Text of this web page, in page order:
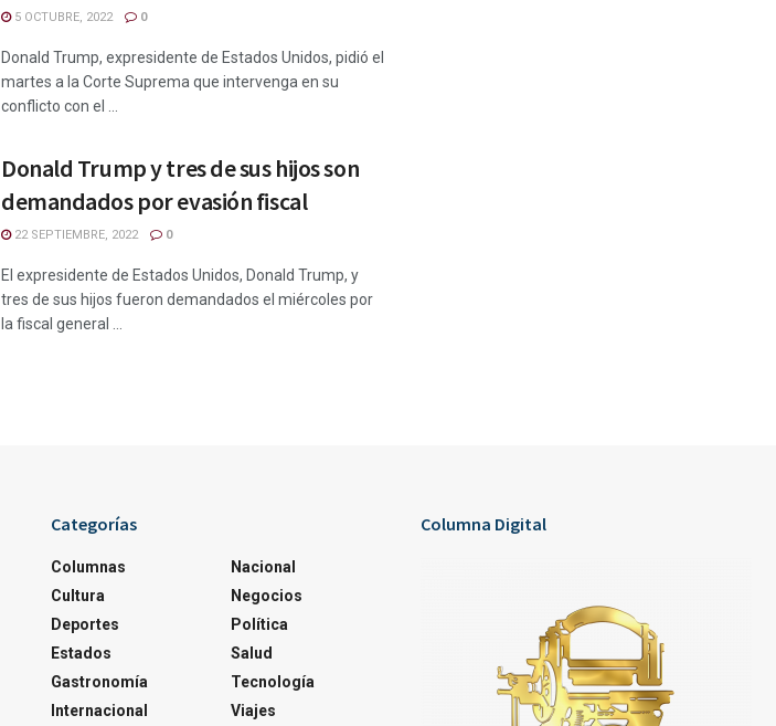
5 OCTUBRE, 2022 0
Donald Trump, expresidente de Estados Unidos, pidió el
martes a la Corte Suprema que intervenga en su
conflicto con el ...
Donald Trump y tres de sus hijos son
demandados por evasión fiscal
22 SEPTIEMBRE, 2022 0
El expresidente de Estados Unidos, Donald Trump, y
tres de sus hijos fueron demandados el miércoles por
la fiscal general ...
Categorías
Columnas
Cultura
Deportes
Estados
Gastronomía
Internacional
Nacional
Negocios
Política
Salud
Tecnología
Viajes
Columna Digital